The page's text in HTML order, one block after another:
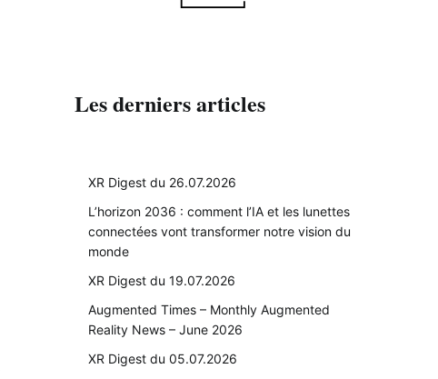
Les derniers articles
XR Digest du 26.07.2026
L’horizon 2036 : comment l’IA et les lunettes
connectées vont transformer notre vision du
monde
XR Digest du 19.07.2026
Augmented Times – Monthly Augmented
Reality News – June 2026
XR Digest du 05.07.2026